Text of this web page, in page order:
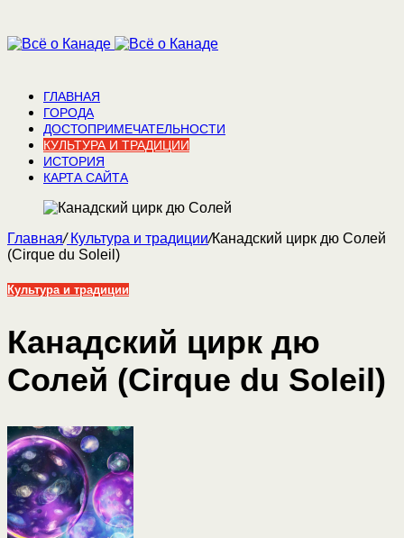
ГЛАВНАЯ
ГОРОДА
ДОСТОПРИМЕЧАТЕЛЬНОСТИ
КУЛЬТУРА И ТРАДИЦИИ
ИСТОРИЯ
КАРТА САЙТА
Главная/Культура и традиции/Канадский цирк дю Солей
(Cirque du Soleil)
Культура и традиции
Канадский цирк дю
Солей (Cirque du Soleil)